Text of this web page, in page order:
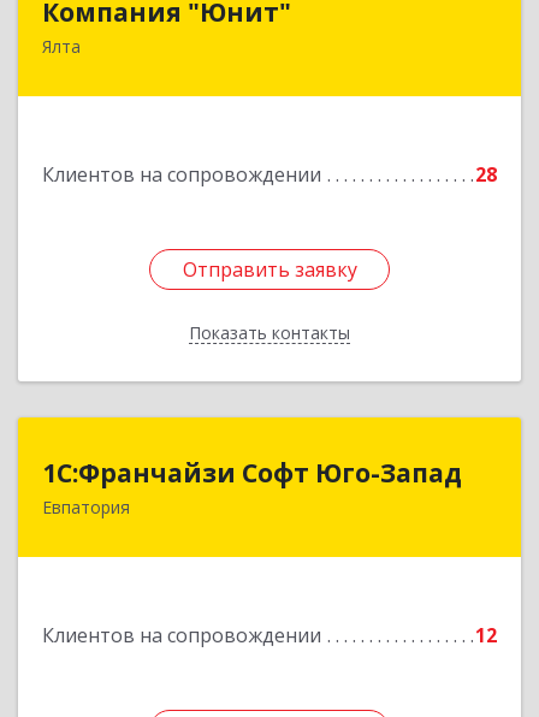
Компания "Юнит"
Ялта
Клиентов на сопровождении 28
Отправить заявку
Показать контакты
298600, Крым Респ, Ялта г, Васильева ул, дом №
Отправить заявку
Назад
1С:Франчайзи Софт Юго-Запад
Евпатория
Клиентов на сопровождении 12
1С:Франчайзи Софт Юго-Запад
297407, Крым Респ, Евпатория г, Победы пр-кт,